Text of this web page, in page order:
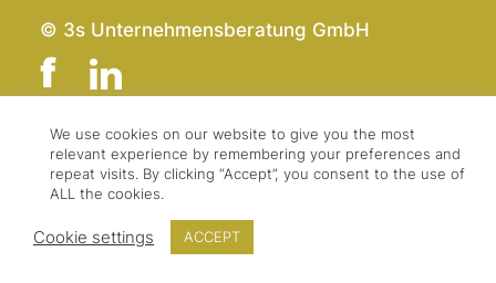
© 3s Unternehmensberatung GmbH
Team
Kontakt
Impressum
We use cookies on our website to give you the most
relevant experience by remembering your preferences and
repeat visits. By clicking “Accept”, you consent to the use of
ALL the cookies.
Cookie settings ACCEPT